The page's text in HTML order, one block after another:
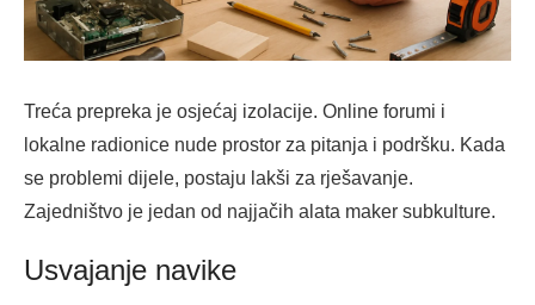
Treća prepreka je osjećaj izolacije. Online forumi i
lokalne radionice nude prostor za pitanja i podršku. Kada
se problemi dijele, postaju lakši za rješavanje.
Zajedništvo je jedan od najjačih alata maker subkulture.
Usvajanje navike